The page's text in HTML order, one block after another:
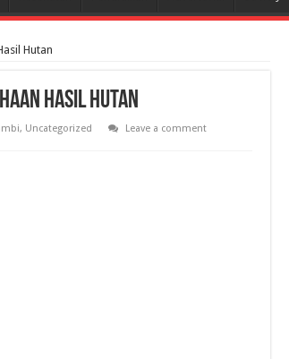
Hutan
Hasil Hutan
, Uncategorized
Leave a comment